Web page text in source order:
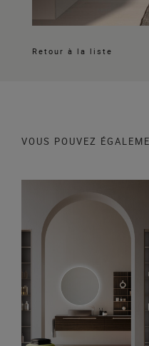
Retour à la liste
VOUS POUVEZ